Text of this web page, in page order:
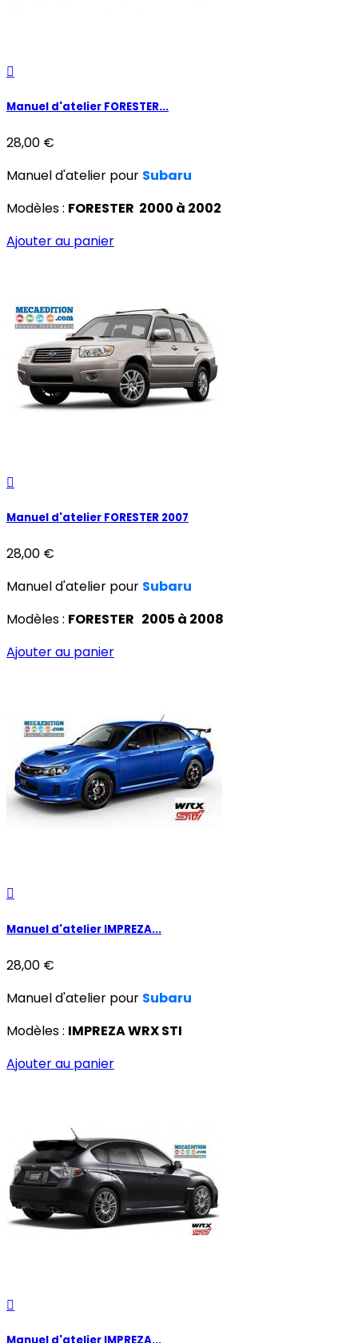

Manuel d'atelier FORESTER...
28,00 €
Manuel d'atelier pour Subaru
Modèles : FORESTER 2000 à 2002
Ajouter au panier

Manuel d'atelier FORESTER 2007
28,00 €
Manuel d'atelier pour Subaru
Modèles : FORESTER 2005 à 2008
Ajouter au panier

Manuel d'atelier IMPREZA...
28,00 €
Manuel d'atelier pour Subaru
Modèles : IMPREZA WRX STI
Ajouter au panier
